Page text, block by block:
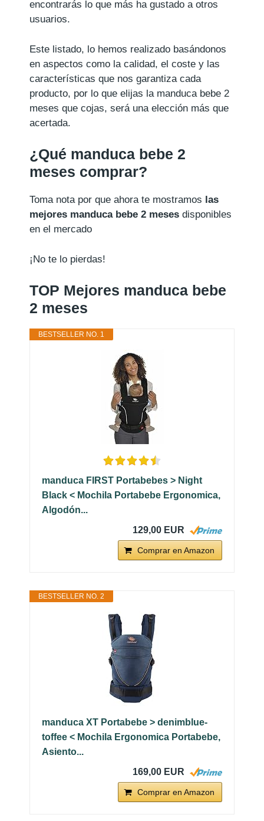
encontrarás lo que más ha gustado a otros
usuarios.
Este listado, lo hemos realizado basándonos
en aspectos como la calidad, el coste y las
características que nos garantiza cada
producto, por lo que elijas la manduca bebe 2
meses que cojas, será una elección más que
acertada.
¿Qué manduca bebe 2
meses comprar?
Toma nota por que ahora te mostramos las
mejores manduca bebe 2 meses disponibles
en el mercado
¡No te lo pierdas!
TOP Mejores manduca bebe
2 meses
BESTSELLER NO. 1
manduca FIRST Portabebes > Night
Black < Mochila Portabebe Ergonomica,
Algodón...
129,00 EUR
Comprar en Amazon
BESTSELLER NO. 2
manduca XT Portabebe > denimblue-
toffee < Mochila Ergonomica Portabebe,
Asiento...
169,00 EUR
Comprar en Amazon